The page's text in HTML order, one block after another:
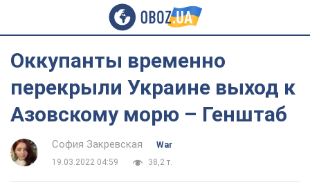
Оккупанты временно
перекрыли Украине выход к
Азовскому морю – Генштаб
София Закревская
War
19.03.2022 04:59
38,2 т.